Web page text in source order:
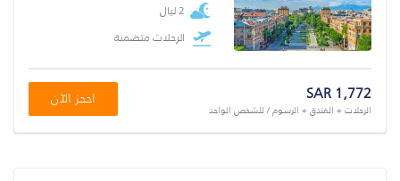
2 ليال
الرحلات متضمنة
SAR 1,772
الرحلات + الفندق + الرسوم / للشخص الواحد
احجز الآن